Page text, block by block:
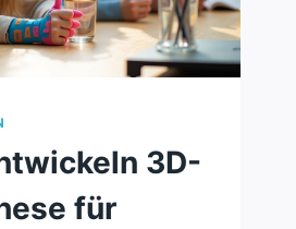
3D-
für